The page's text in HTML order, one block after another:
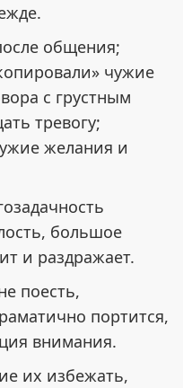
общения;
чужие
с грустным
тревогу;
желания и
большое
и раздражает.
поесть,
портится,
внимания.
их избежать,